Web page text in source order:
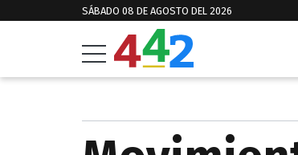
SÁBADO 08 DE AGOSTO DEL 2026